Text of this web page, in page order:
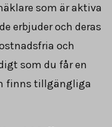
som är aktiva
erbjuder och deras
och
som du får en
finns tillgängliga